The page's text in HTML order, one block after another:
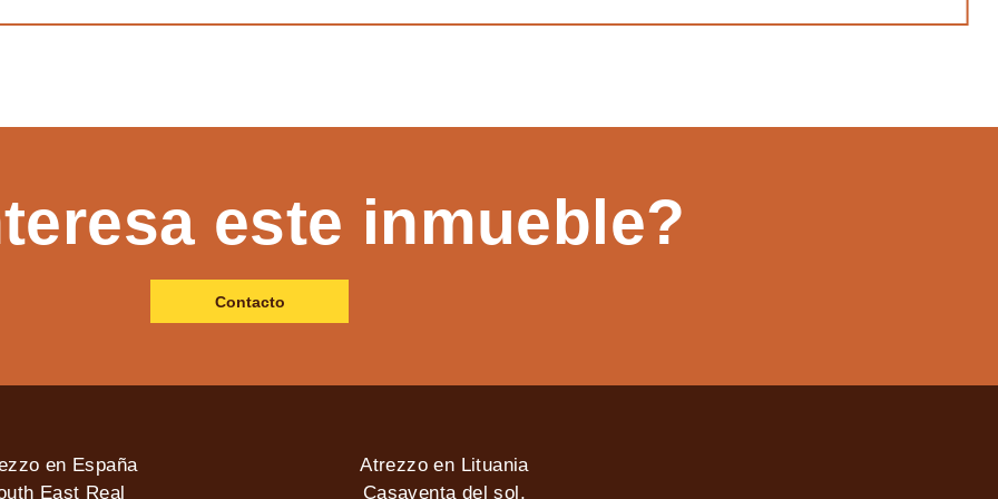
este inmueble?
Contacto
en España
East Real
Atrezzo en Lituania
Casaventa del sol,